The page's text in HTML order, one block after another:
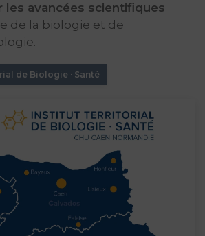
les avancées scientifiques
de la biologie et de
de Biologie · Santé